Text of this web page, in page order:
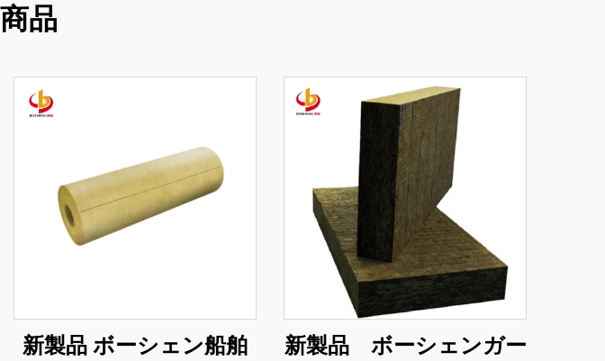
品
新製品 ボーシェン船舶
新製品 ボーシェンガー